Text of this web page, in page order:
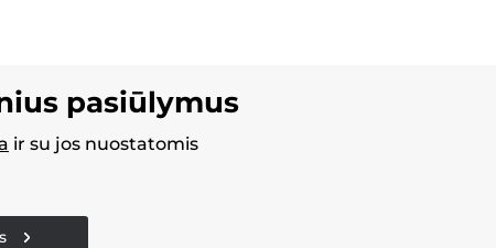
pasiūlymus
ir su jos nuostatomis